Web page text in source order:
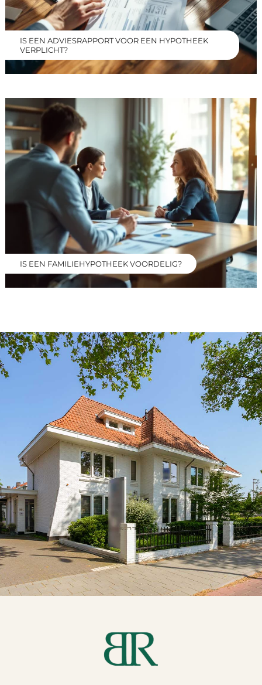
IS EEN ADVIESRAPPORT VOOR EEN HYPOTHEEK
VERPLICHT?
IS EEN FAMILIEHYPOTHEEK VOORDELIG?